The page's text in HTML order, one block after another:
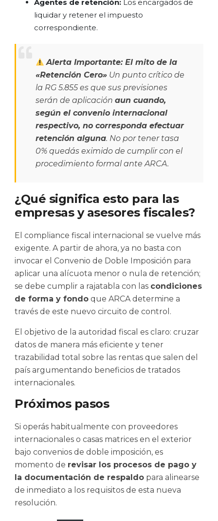
Agentes de retención: Los encargados de
liquidar y retener el impuesto
correspondiente.
Alerta Importante: El mito de la
«Retención Cero» Un punto crítico de
la RG 5.855 es que sus previsiones
serán de aplicación aun cuando,
según el convenio internacional
respectivo, no corresponda efectuar
retención alguna. No por tener tasa
0% quedás eximido de cumplir con el
procedimiento formal ante ARCA.
¿Qué significa esto para las
empresas y asesores fiscales?
El compliance fiscal internacional se vuelve más
exigente. A partir de ahora, ya no basta con
invocar el Convenio de Doble Imposición para
aplicar una alícuota menor o nula de retención;
se debe cumplir a rajatabla con las condiciones
de forma y fondo que ARCA determine a
través de este nuevo circuito de control.
El objetivo de la autoridad fiscal es claro: cruzar
datos de manera más eficiente y tener
trazabilidad total sobre las rentas que salen del
país argumentando beneficios de tratados
internacionales.
Próximos pasos
Si operás habitualmente con proveedores
internacionales o casas matrices en el exterior
bajo convenios de doble imposición, es
momento de revisar los procesos de pago y
la documentación de respaldo para alinearse
de inmediato a los requisitos de esta nueva
resolución.